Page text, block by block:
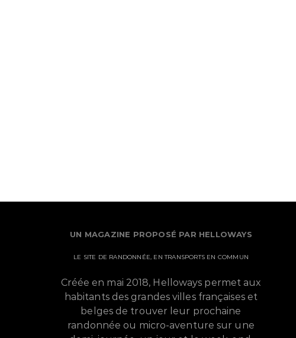
UN MAGAZINE PROPOSÉ PAR HELLOWAYS
LE SITE DE RANDONNÉE, EN TRANSPORTS EN COMMUN
Créée en mai 2018, Helloways permet aux
habitants des grandes villes françaises et
belges de trouver leur prochaine
randonnée ou micro-aventure sur une